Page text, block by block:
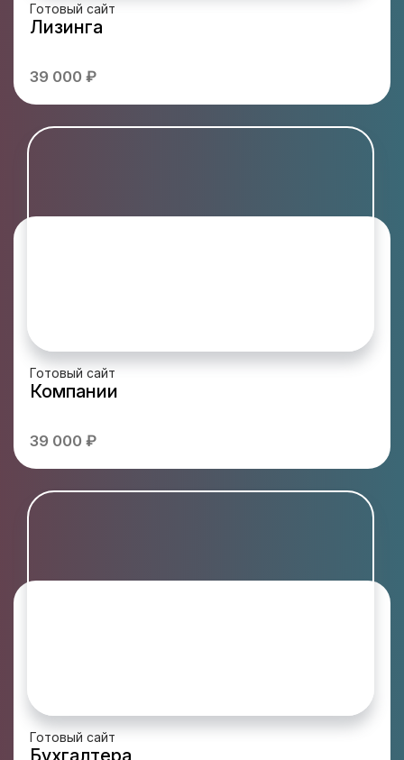
Готовый сайт
Лизинга
39 000 ₽
Готовый сайт
Компании
39 000 ₽
Готовый сайт
Бухгалтера